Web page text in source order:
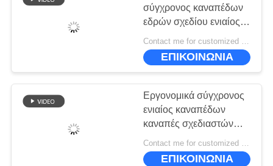
σύγχρονος καναπέδων
εδρών σχεδίου ενιαίος
αφρός Densily
προσώπων υψηλός
Contact me for customized MOQ:10
ΕΠΙΚΟΙΝΩΝΙΑ
Εργονομικά σύγχρονος
ενιαίος καναπέδων
καναπές σχεδιαστών
Seater ODM ενιαίος
Contact me for customized MOQ:10
ΕΠΙΚΟΙΝΩΝΙΑ